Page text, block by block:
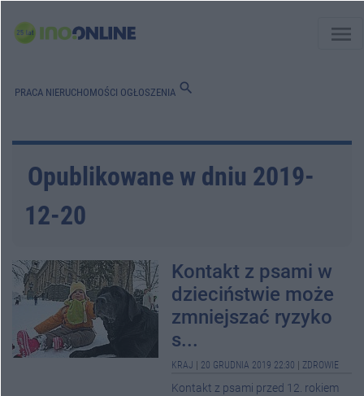
menu
PRACA NIERUCHOMOŚCI OGŁOSZENIA search
Opublikowane w dniu 2019-
12-20
Kontakt z psami w
dzieciństwie może
zmniejszać ryzyko
s...
KRAJ 20 GRUDNIA 2019 22:30 ZDROWIE
Kontakt z psami przed 12. rokiem